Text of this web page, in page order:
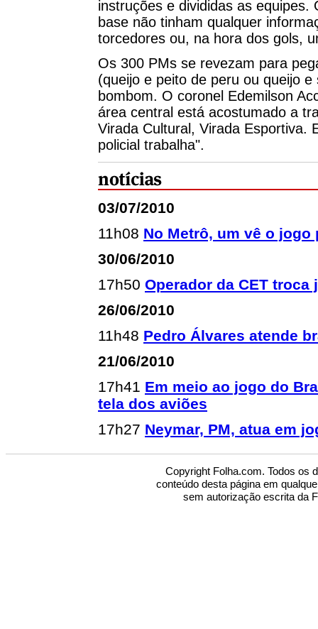
instruções e divididas as
base não tinham qualquer
torcedores ou, na hora dos gols,
Os 300 PMs se revezam para
(queijo e peito de peru ou queijo
bombom. O coronel Edemilson
área central está acostumado a
Virada Cultural, Virada Esportiva.
policial trabalha".
03/07/2010
11h08 No Metrô, um vê o jogo
30/06/2010
17h50 Operador da CET
26/06/2010
11h48 Pedro Álvares atende
21/06/2010
17h41 Em meio ao jogo do
tela dos aviões
17h27 Neymar, PM, atua em
Copyright Folha.com. Todos os
conteúdo desta página em
sem autorização escrita da